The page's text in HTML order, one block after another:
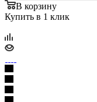
В корзину
Купить в 1 клик